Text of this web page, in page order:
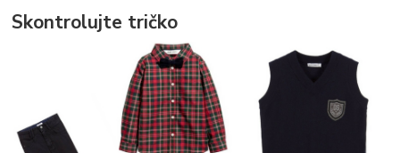
Skontrolujte tričko